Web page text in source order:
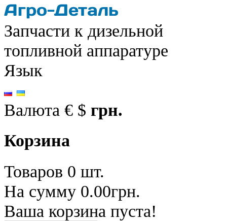
Запчасти к дизельной
топливной аппаратуре
Язык
Валюта € $ грн.
Корзина
Товаров 0 шт.
На сумму 0.00грн.
Ваша корзина пуста!